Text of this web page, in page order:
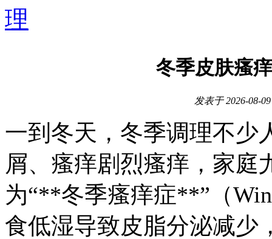
理
冬季皮肤瘙
发表于2026-08-
一到冬天，冬季调理不少
屑、瘙痒剧烈瘙痒，家
为“**冬季瘙痒症**”（
食低湿导致皮脂分泌减少